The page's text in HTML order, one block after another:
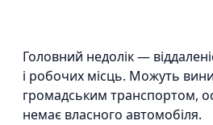
Головний недолік —
і робочих місць. Можуть
громадським транспортом,
немає власного автомобіля.